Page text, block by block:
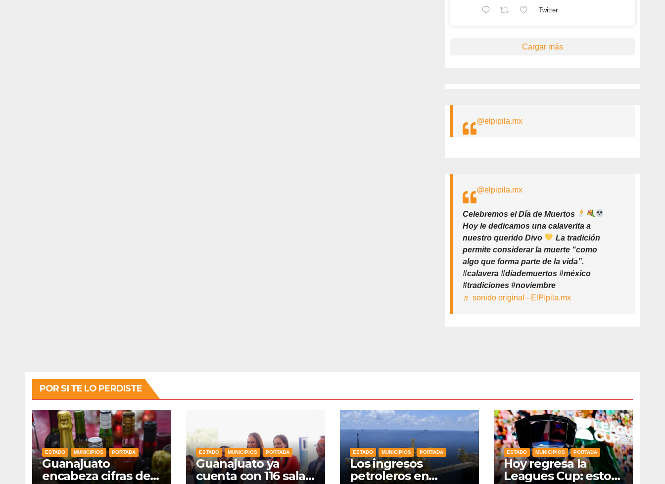
Twitter
Cargar más
@elpipila.mx
@elpipila.mx
Celebremos el Día de Muertos
Hoy le dedicamos una calaverita a
nuestro querido Divo
La tradición
permite considerar la muerte “como
algo que forma parte de la vida”.
#calavera #díademuertos #méxico
#tradiciones #noviembre
♬ sonido original - ElPípila.mx
POR SI TE LO PERDISTE
ESTADO MUNICIPIOS PORTADA
Guanajuato
encabeza cifras de
ESTADO MUNICIPIOS PORTADA
Guanajuato ya
cuenta con 116 salas
ESTADO MUNICIPIOS PORTADA
Los ingresos
petroleros en
ESTADO MUNICIPIOS PORTADA
Hoy regresa la
Leagues Cup: esto